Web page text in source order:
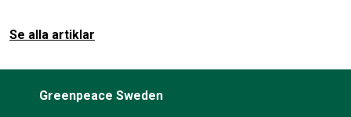
Se alla artiklar
Greenpeace Sweden